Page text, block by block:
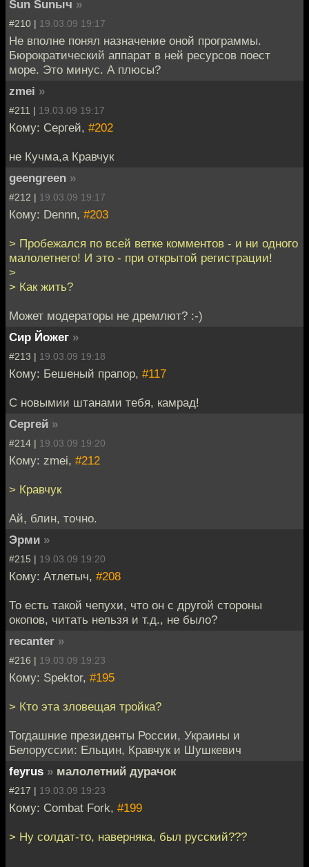
Sun Sunыч »
#210 | 19.03.09 19:17
Не вполне понял назначение оной программы.
Бюрократический аппарат в ней ресурсов поест
море. Это минус. А плюсы?
zmei »
#211 | 19.03.09 19:17
Кому: Cергей, #202
не Кучма,а Кравчук
geengreen »
#212 | 19.03.09 19:17
Кому: Dennn, #203
> Пробежался по всей ветке комментов - и ни одного
малолетнего! И это - при открытой регистрации!
>
> Как жить?
Может модераторы не дремлют? :-)
Сир Йожег »
#213 | 19.03.09 19:18
Кому: Бешеный прапор, #117
С новымии штанами тебя, камрад!
Cергей »
#214 | 19.03.09 19:20
Кому: zmei, #212
> Кравчук
Ай, блин, точно.
Эрми »
#215 | 19.03.09 19:20
Кому: Атлетыч, #208
То есть такой чепухи, что он с другой стороны
окопов, читать нельзя и т.д., не было?
recanter »
#216 | 19.03.09 19:23
Кому: Spektor, #195
> Кто эта зловещая тройка?
Тогдашние президенты России, Украины и
Белоруссии: Ельцин, Кравчук и Шушкевич
feyrus » малолетний дурачок
#217 | 19.03.09 19:23
Кому: Combat Fork, #199
> Ну солдат-то, наверняка, был русский???